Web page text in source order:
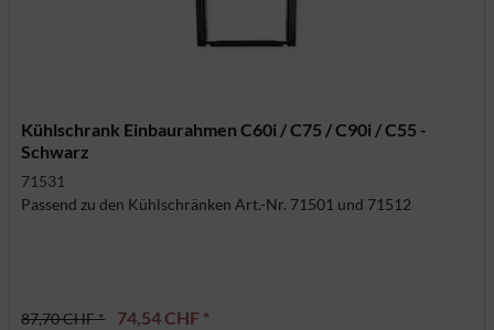
Kühlschrank Einbaurahmen C60i / C75 / C90i / C55 -
Schwarz
71531
Passend zu den Kühlschränken Art.-Nr. 71501 und 71512
87,70 CHF * 74,54 CHF *